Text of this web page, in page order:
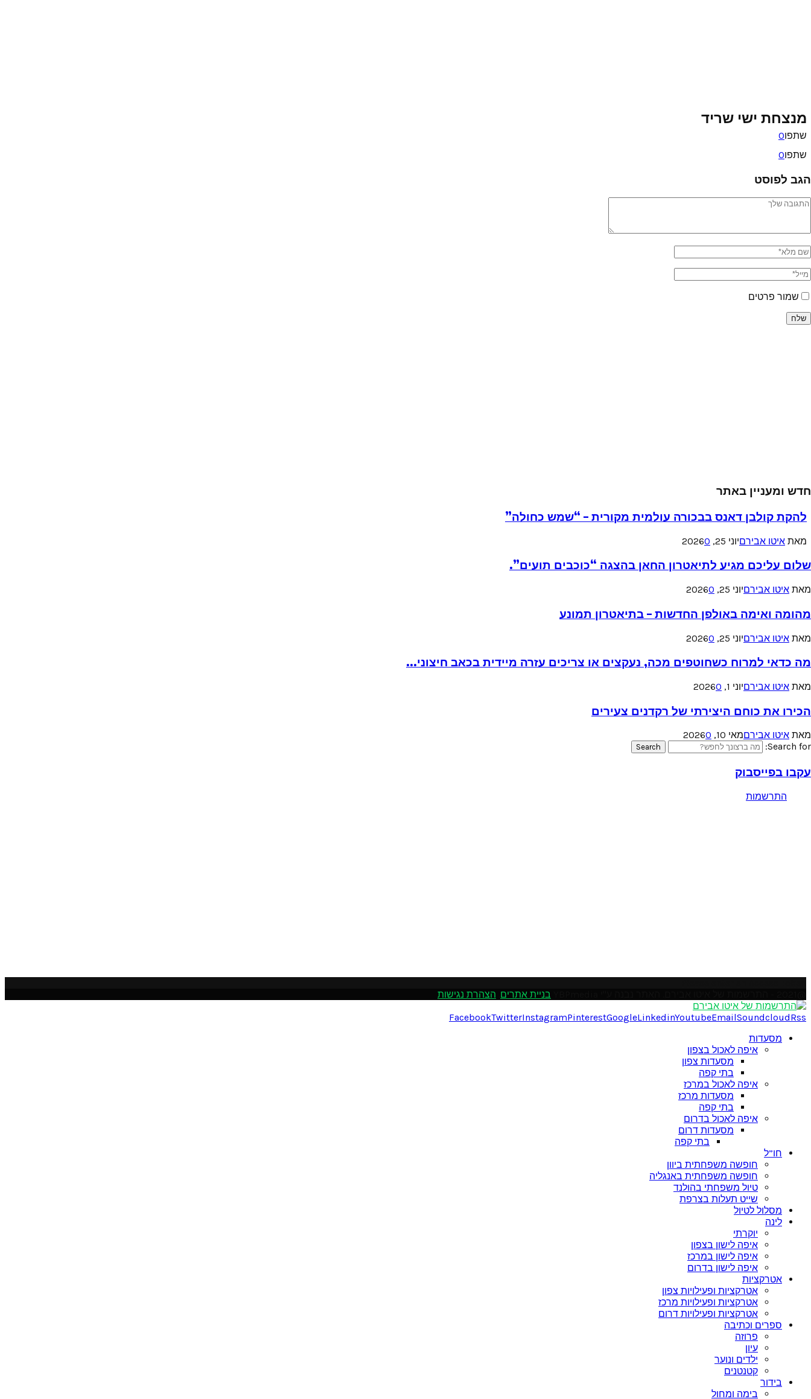
מנצחת ישי שריד
שתפו0
שתפו0
הגב לפוסט
שמור פרטים
חדש ומעניין באתר
להקת קולבן דאנס בבכורה עולמית מקורית – “שמש כחולה”
מאת איטו אבירםיוני 25, 2026 0
שלום עליכם מגיע לתיאטרון החאן בהצגה “כוכבים תועים”.
מאת איטו אבירםיוני 25, 2026 0
מהומה ואימה באולפן החדשות – בתיאטרון תמונע
מאת איטו אבירםיוני 25, 2026 0
מה כדאי למרוח כשחוטפים מכה, נעקצים או צריכים עזרה מיידית בכאב חיצוני...
מאת איטו אבירםיוני 1, 2026 0
הכירו את כוחם היצירתי של רקדנים צעירים
מאת איטו אבירםמאי 10, 2026
0
Search for:
Search
עקבו בפייסבוק
התרשמות
בניית אתרים הצהרת נגישות
FacebookTwitterInstagramPinterestGoogleLinkedinYoutubeEmailSoundcloudRss
מסעדות
איפה לאכול בצפון
מסעדות צפון
בתי קפה
איפה לאכול במרכז
מסעדות מרכז
בתי קפה
איפה לאכול בדרום
מסעדות דרום
בתי קפה
חו”ל
חופשה משפחתית ביוון
חופשה משפחתית באנגליה
טיול משפחתי בהולנד
שייט תעלות בצרפת
מסלול לטיול
לינה
יוקרתי
איפה לישון בצפון
איפה לישון במרכז
איפה לישון בדרום
אטרקציות
אטרקציות ופעילויות צפון
אטרקציות ופעילויות מרכז
אטרקציות ופעילויות דרום
ספרים וכתיבה
פרוזה
עיון
ילדים ונוער
קטנטנים
בידור
בימה ומחול